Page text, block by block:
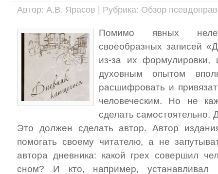
Автор: А.В. Ярасов | Рубрика: Обзор
Помимо явных
своеобразных записей
из-за их формулировки,
духовным опытом
расшифровать и
человеческим. Но не
сделать самостоятельно.
Это должен сделать автор. Автор
помогать своему читателю, а не
автора дневника: какой грех совершил
сном? И кто, например, устанавливал